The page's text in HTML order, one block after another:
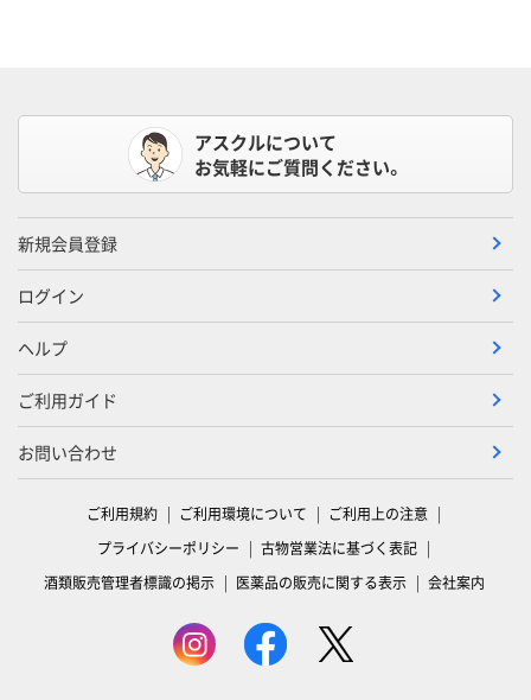
アスクルについて
お気軽にご質問ください。
新規会員登録
ログイン
ヘルプ
ご利用ガイド
お問い合わせ
ご利用規約 ご利用環境について
ご利用上の注意
プライバシーポリシー
古物営業法に基づく表記
酒類販売管理者標識の掲示
医薬品の販売に関する表示 会社案内